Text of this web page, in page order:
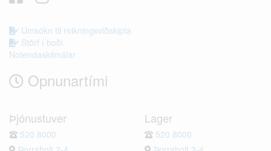
Umsókn til reikningsviðskipta
Störf í boði
Notendaskilmálar
Opnunartími
Þjónustuver
520 8000
Lager
520 8000